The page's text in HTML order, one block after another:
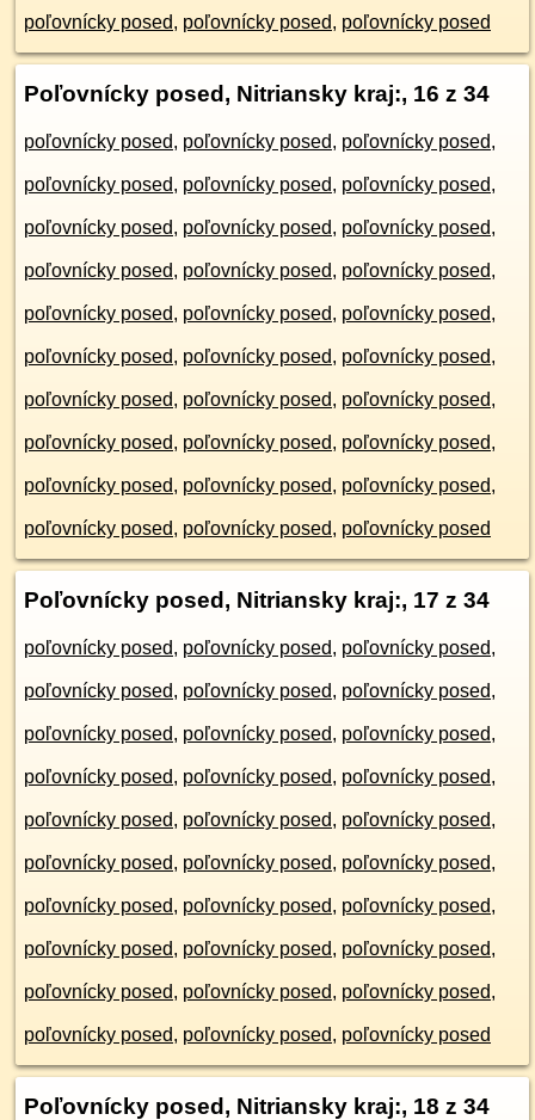
poľovnícky posed, poľovnícky posed, poľovnícky posed
Poľovnícky posed, Nitriansky kraj:, 16 z 34
poľovnícky posed, poľovnícky posed, poľovnícky posed,
poľovnícky posed, poľovnícky posed, poľovnícky posed,
poľovnícky posed, poľovnícky posed, poľovnícky posed,
poľovnícky posed, poľovnícky posed, poľovnícky posed,
poľovnícky posed, poľovnícky posed, poľovnícky posed,
poľovnícky posed, poľovnícky posed, poľovnícky posed,
poľovnícky posed, poľovnícky posed, poľovnícky posed,
poľovnícky posed, poľovnícky posed, poľovnícky posed,
poľovnícky posed, poľovnícky posed, poľovnícky posed,
poľovnícky posed, poľovnícky posed, poľovnícky posed
Poľovnícky posed, Nitriansky kraj:, 17 z 34
poľovnícky posed, poľovnícky posed, poľovnícky posed,
poľovnícky posed, poľovnícky posed, poľovnícky posed,
poľovnícky posed, poľovnícky posed, poľovnícky posed,
poľovnícky posed, poľovnícky posed, poľovnícky posed,
poľovnícky posed, poľovnícky posed, poľovnícky posed,
poľovnícky posed, poľovnícky posed, poľovnícky posed,
poľovnícky posed, poľovnícky posed, poľovnícky posed,
poľovnícky posed, poľovnícky posed, poľovnícky posed,
poľovnícky posed, poľovnícky posed, poľovnícky posed,
poľovnícky posed, poľovnícky posed, poľovnícky posed
Poľovnícky posed, Nitriansky kraj:, 18 z 34